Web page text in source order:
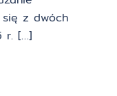
się z dwóch
r. […]